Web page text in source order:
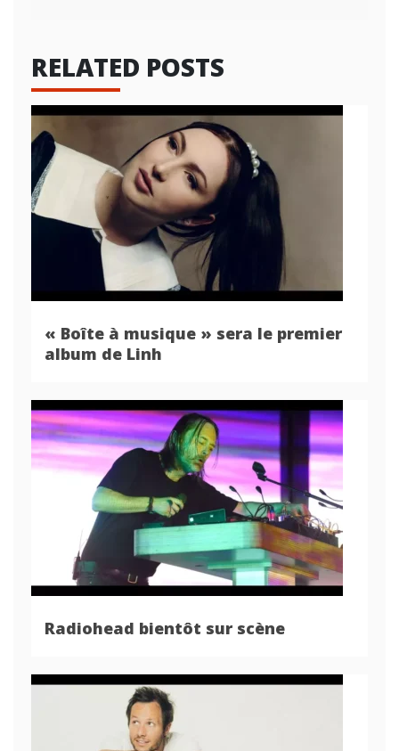
RELATED POSTS
« Boîte à musique » sera le premier
album de Linh
Radiohead bientôt sur scène